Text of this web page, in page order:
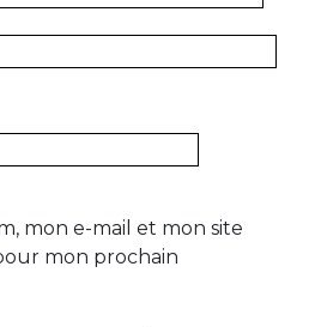
mon e-mail et mon site
mon prochain